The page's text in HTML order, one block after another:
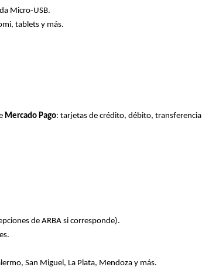
Micro-USB.
tablets y más.
Mercado Pago: tarjetas de crédito, débito,
de ARBA si corresponde).
San Miguel, La Plata, Mendoza y más.